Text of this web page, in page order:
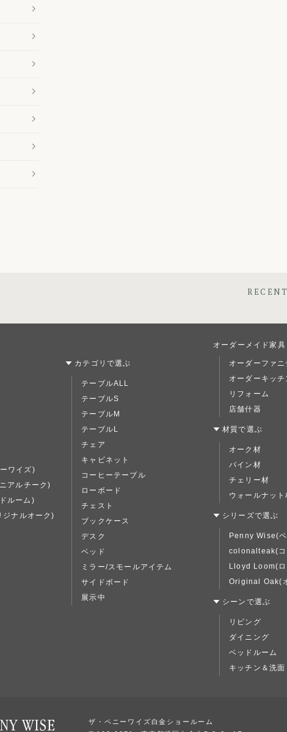
ワイズ)
アルチーク)
ルーム)
ナルオーク)
カテゴリで選ぶ
テーブルALL
テーブルS
テーブルM
テーブルL
チェア
キャビネット
コーヒーテーブル
ローボード
チェスト
ブックケース
デスク
ベッド
ミラー/スモールアイテム
サイドボード
展示中
オーダーメイド家具
オーダーファニ
オーダーキッ
リフォーム
店舗什器
材質で選ぶ
オーク材
パイン材
チェリー材
ウォールナット
シリーズで選ぶ
Penny Wise(
colonalteak(コ
Lloyd Loom(ロ
Original Oak(
シーンで選ぶ
リビング
ダイニング
ベッドルーム
キッチン＆洗面
ザ・ペニーワイズ白金ショールーム